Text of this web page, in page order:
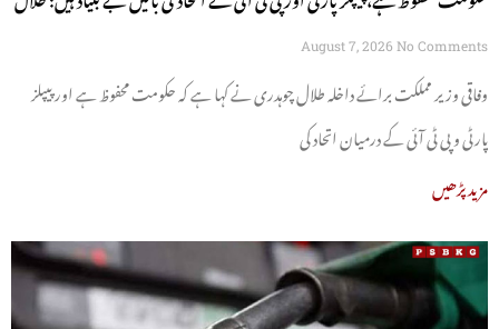
چوہدری
August 7, 2026 No Comments
وفاقی وزیر مملکت برائے داخلہ طلال چوہدری نے کہا ہے کہ حکومت محفوظ ہے اور پیپلز
پارٹی و پی ٹی آئی کے درمیان اتحاد کی
مزید پڑھیں